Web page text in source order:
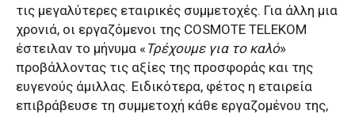
τις μεγαλύτερες εταιρικές συμμετοχές. Για άλλη μια
χρονιά, οι εργαζόμενοι της COSMOTE TELEKOM
έστειλαν το μήνυμα « Τρέχουμε για το καλό»
προβάλλοντας τις αξίες της προσφοράς και της
ευγενούς άμιλλας. Ειδικότερα, φέτος η εταιρεία
επιβράβευσε τη συμμετοχή κάθε εργαζομένου της,